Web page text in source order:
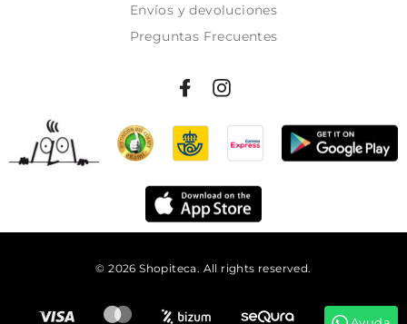
Envíos y devoluciones
Preguntas Frecuentes
© 2026 Shopiteca. All rights reserved.